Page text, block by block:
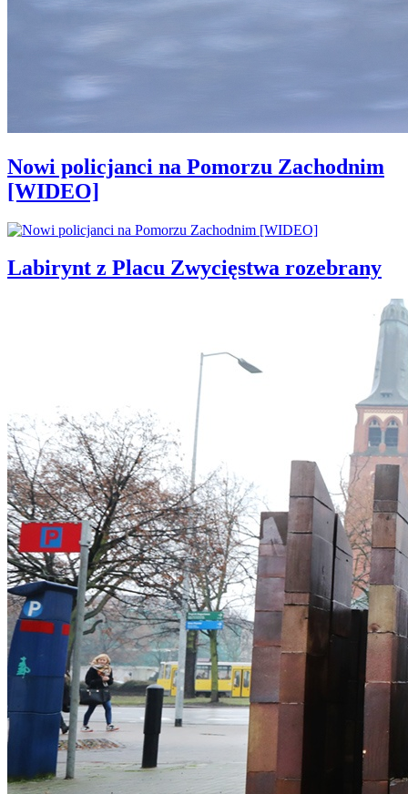
Nowi policjanci na Pomorzu Zachodnim
[WIDEO]
Labirynt z Placu Zwycięstwa rozebrany